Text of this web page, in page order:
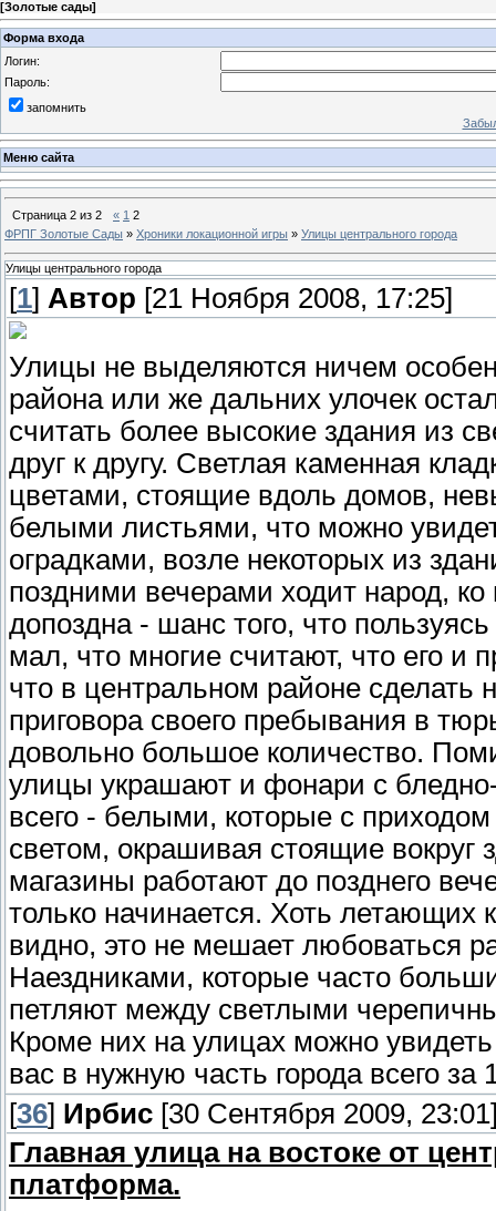
[Золотые сады]
Форма входа
Логин:
Пароль:
запомнить
Меню сайта
Страница 2 из 2 « 1 2
ФРПГ Золотые Сады » Хроники локационной игры » Улицы центрального города
Улицы центрального города
[1] Автор [21 Ноября 2008, 17:25]
Улицы не выделяются ничем
района или же дальних улочек
считать более высокие здания из
друг к другу. Светлая каменная
цветами, стоящие вдоль домов,
белыми листьями, что можно
оградками, возле некоторых из
поздними вечерами ходит народ,
допоздна - шанс того, что
мал, что многие считают, что его и
что в центральном районе
приговора своего пребывания в
довольно большое количество.
улицы украшают и фонари с
всего - белыми, которые с
светом, окрашивая стоящие
магазины работают до позднего
только начинается. Хоть летающих
видно, это не мешает любоваться
Наездниками, которые часто
петляют между светлыми
Кроме них на улицах можно
вас в нужную часть города всего за
[36] Ирбис [30 Сентября 2009,
Главная улица на востоке от
платформа.